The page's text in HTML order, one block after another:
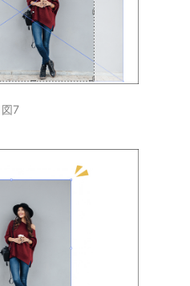
図7